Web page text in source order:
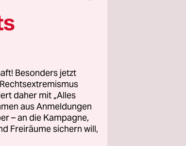
Besonders jetzt
daher mit „Alles
aus Anmeldungen
– an die Kampagne,
Freiräume sichern will,